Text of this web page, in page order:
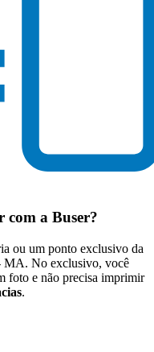
com a Buser?
ou um ponto exclusivo da
MA. No exclusivo, você
foto e não precisa imprimir
.